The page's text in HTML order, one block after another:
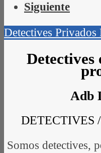
Siguiente
Detectives Privados
Detectives
Adb
DETECTIVES
Somos detectives,